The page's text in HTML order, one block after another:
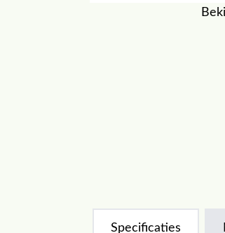
Specificaties